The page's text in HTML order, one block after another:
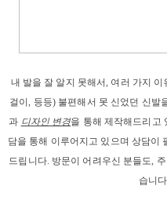
내 발을 잘 알지 못해서, 여러 가지 이
걸이, 등등) 불편해서 못 신었던 신발
과 디자인 변경을 통해 제작해드리고
담을 통해 이루어지고 있으며 상담이
드립니다. 방문이 어려우신 분들도,
습니